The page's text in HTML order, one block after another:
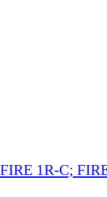
1R-C;